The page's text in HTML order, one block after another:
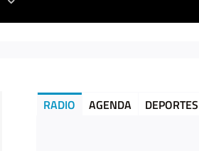
RADIO AGENDA DEPORTES